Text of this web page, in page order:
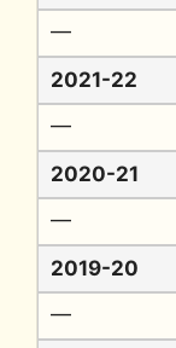
━
2021-22
━
2020-21
━
2019-20
━